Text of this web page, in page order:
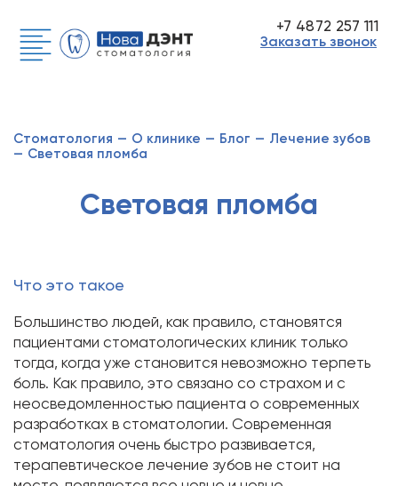
+7 4872 257 111
Заказать звонок
Стоматология — О клинике — Блог — Лечение зубов
— Световая пломба
Световая пломба
Что это такое
Большинство людей, как правило, становятся
пациентами стоматологических клиник только
тогда, когда уже становится невозможно терпеть
боль. Как правило, это связано со страхом и с
неосведомленностью пациента о современных
разработках в стоматологии. Современная
стоматология очень быстро развивается,
терапевтическое лечение зубов не стоит на